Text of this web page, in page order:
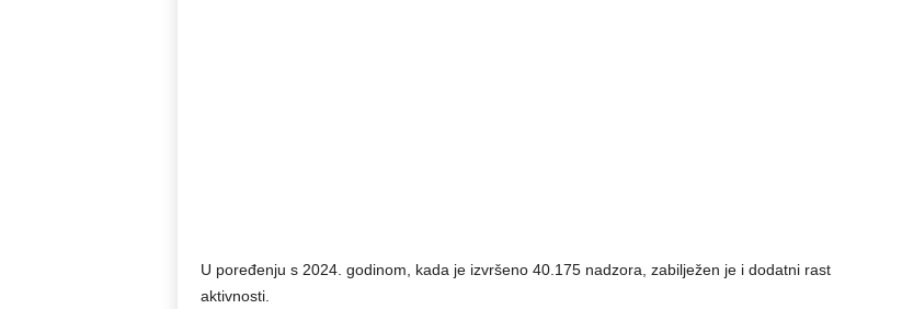
U poređenju s 2024. godinom, kada je izvršeno 40.175 nadzora, zabilježen je i dodatni rast
aktivnosti.